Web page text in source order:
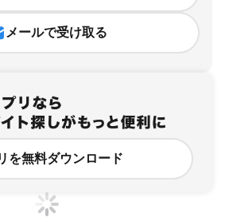
メールで受け取る
を無料ダウンロード